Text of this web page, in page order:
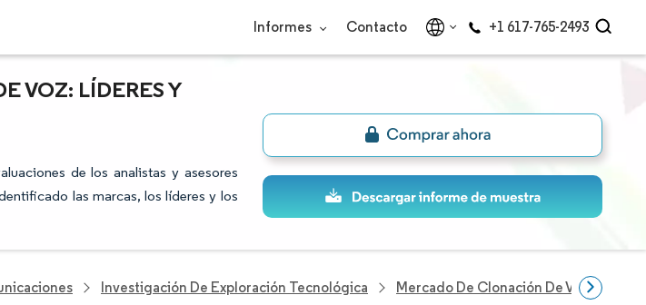
Informes Contacto +1 617-765-2493
VOZ: LÍDERES Y
de los analistas y asesores
las marcas, los líderes y los
Investigación De Exploración Tecnológica Mercado De Clonación De Voz